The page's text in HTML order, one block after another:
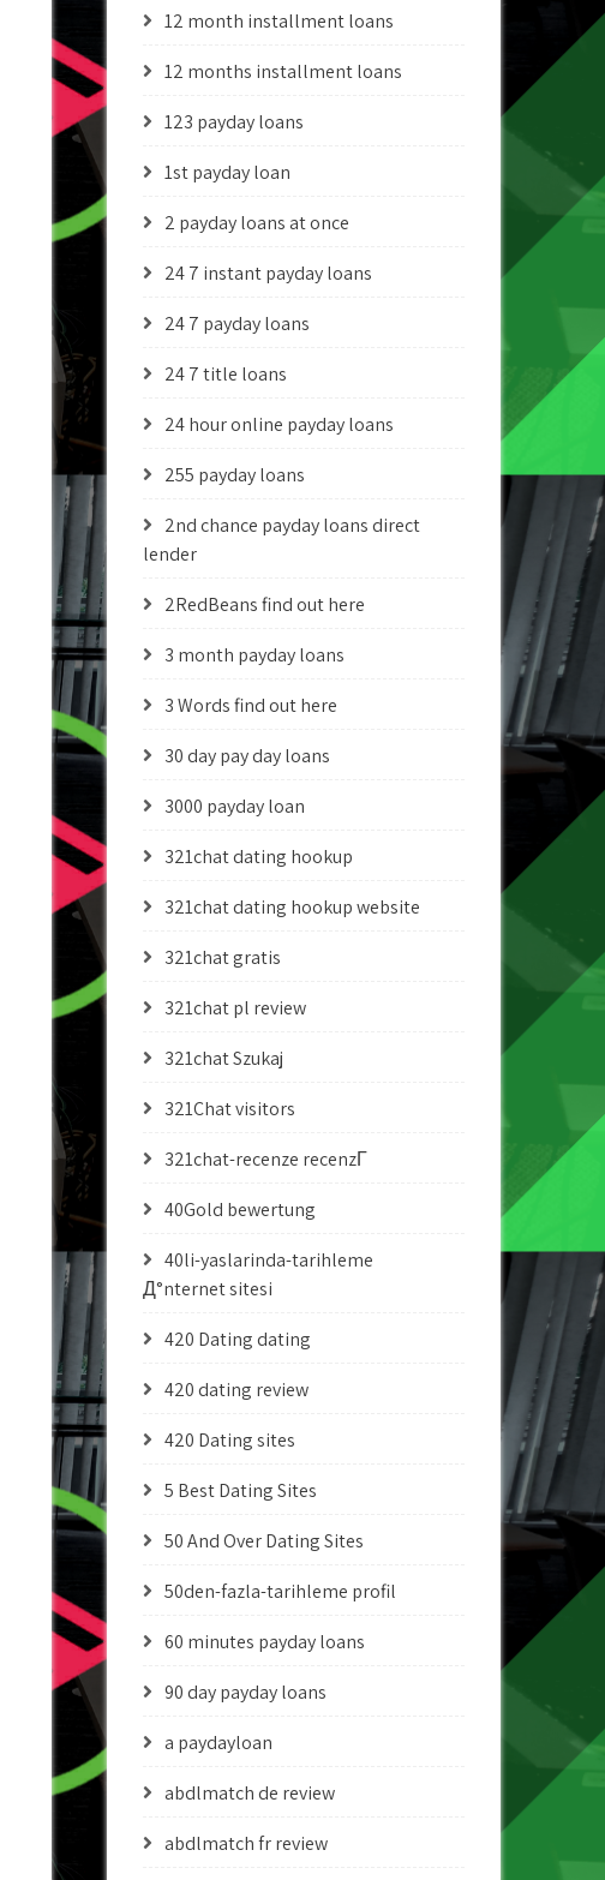
12 month installment loans
12 months installment loans
123 payday loans
1st payday loan
2 payday loans at once
24 7 instant payday loans
24 7 payday loans
24 7 title loans
24 hour online payday loans
255 payday loans
2nd chance payday loans direct
lender
2RedBeans find out here
3 month payday loans
3 Words find out here
30 day pay day loans
3000 payday loan
321chat dating hookup
321chat dating hookup website
321chat gratis
321chat pl review
321chat Szukaj
321Chat visitors
321chat-recenze recenzГ­
40Gold bewertung
40li-yaslarinda-tarihleme
Д°nternet sitesi
420 Dating dating
420 dating review
420 Dating sites
5 Best Dating Sites
50 And Over Dating Sites
50den-fazla-tarihleme profil
60 minutes payday loans
90 day payday loans
a paydayloan
abdlmatch de review
abdlmatch fr review